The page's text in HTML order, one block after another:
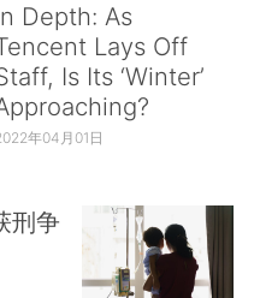
Depth: As
Lays Off
Is Its ‘Winter’
年04月01日
刑争